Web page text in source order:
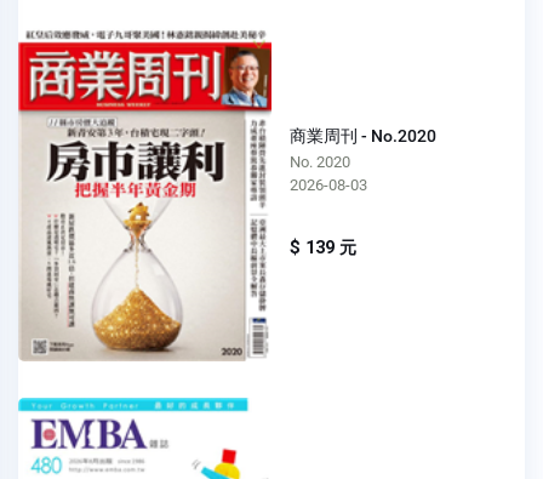
商業周刊 - No.2020
No. 2020
2026-08-03
$ 139 元